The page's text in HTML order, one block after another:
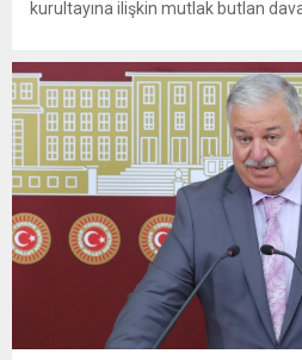
kurultayına ilişkin mutlak butlan
koymalıdır. Son nokta neyse...